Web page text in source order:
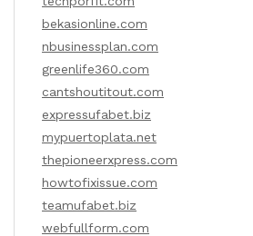
bekasionline.com
nbusinessplan.com
greenlife360.com
cantshoutitout.com
expressufabet.biz
mypuertoplata.net
thepioneerxpress.com
howtofixissue.com
teamufabet.biz
webfullform.com